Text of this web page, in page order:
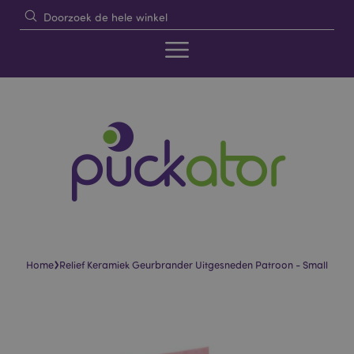
Home›Relief Keramiek Geurbrander Uitgesneden Patroon - Small